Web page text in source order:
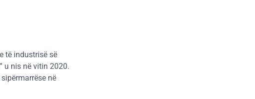
të industrisë së
u nis në vitin 2020.
në